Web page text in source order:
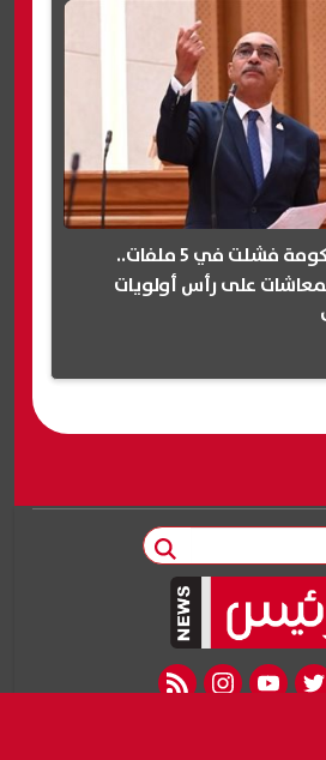
إيهاب منصور: الحكومة فشلت في 5 ملفات..
على رأس أولويات
twitter
youtube
instagram
rss feed